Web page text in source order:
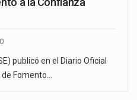
publicó en el Diario Oficial
de Fomento…